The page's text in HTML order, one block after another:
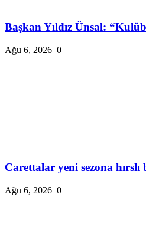
Başkan Yıldız Ünsal:
Ağu 6, 2026 0
Carettalar yeni sezona hırslı
Ağu 6, 2026 0